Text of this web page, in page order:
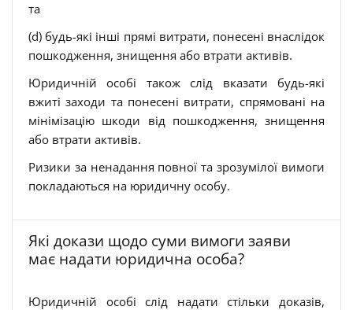
та
(d) будь-які інші прямі витрати, понесені внаслідок
пошкодження, знищення або втрати активів.
Юридичній особі також слід вказати будь-які
вжиті заходи та понесені витрати, спрямовані на
мінімізацію шкоди від пошкодження, знищення
або втрати активів.
Ризики за ненадання повної та зрозумілої вимоги
покладаються на юридичну особу.
Які докази щодо суми вимоги заяви
має надати юридична особа?
Юридичній особі слід надати стільки доказів,